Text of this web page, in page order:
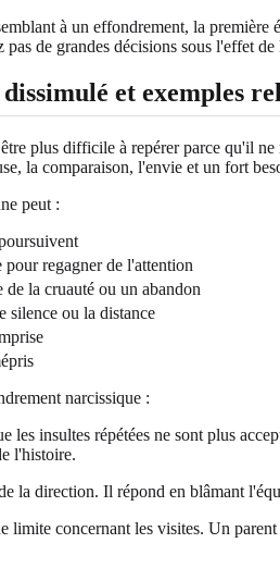
à un effondrement, la
de grandes décisions sous l'effet
et exemples
plus difficile à repérer parce qu'il
la comparaison, l'envie et un fort
peut :
regagner de l'attention
de la cruauté ou un abandon
silence ou la distance
narcissique :
les insultes répétées ne sont plus
l'histoire.
la direction. Il répond en blâmant
limite concernant les visites. Un